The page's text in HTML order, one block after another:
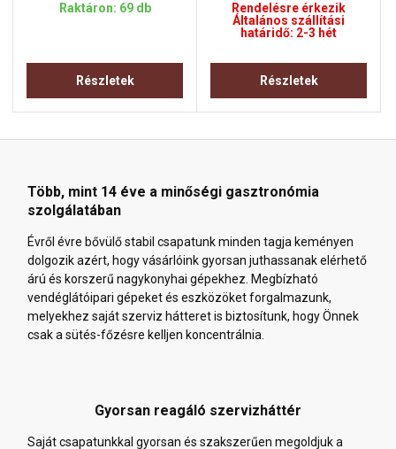
Raktáron: 69 db
Részletek
Rendelésre érkezik
Általános szállítási
határidő: 2-3 hét
Részletek
Több, mint 14 éve a minőségi gasztronómia
szolgálatában
Évről évre bővülő stabil csapatunk minden tagja keményen
dolgozik azért, hogy vásárlóink gyorsan juthassanak elérhető
árú és korszerű nagykonyhai gépekhez. Megbízható
vendéglátóipari gépeket és eszközöket forgalmazunk,
melyekhez saját szerviz hátteret is biztosítunk, hogy Önnek
csak a sütés-főzésre kelljen koncentrálnia.
Gyorsan reagáló szervizháttér
Saját csapatunkkal gyorsan és szakszerűen megoldjuk a